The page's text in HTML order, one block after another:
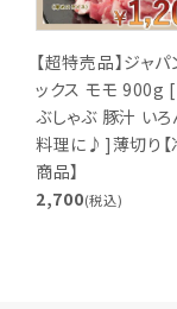
【超特売品】ジャパ
ックス モモ 900g [
ぶしゃぶ 豚汁 いろ
料理に♪]薄切り【
商品】
2,700(税込)